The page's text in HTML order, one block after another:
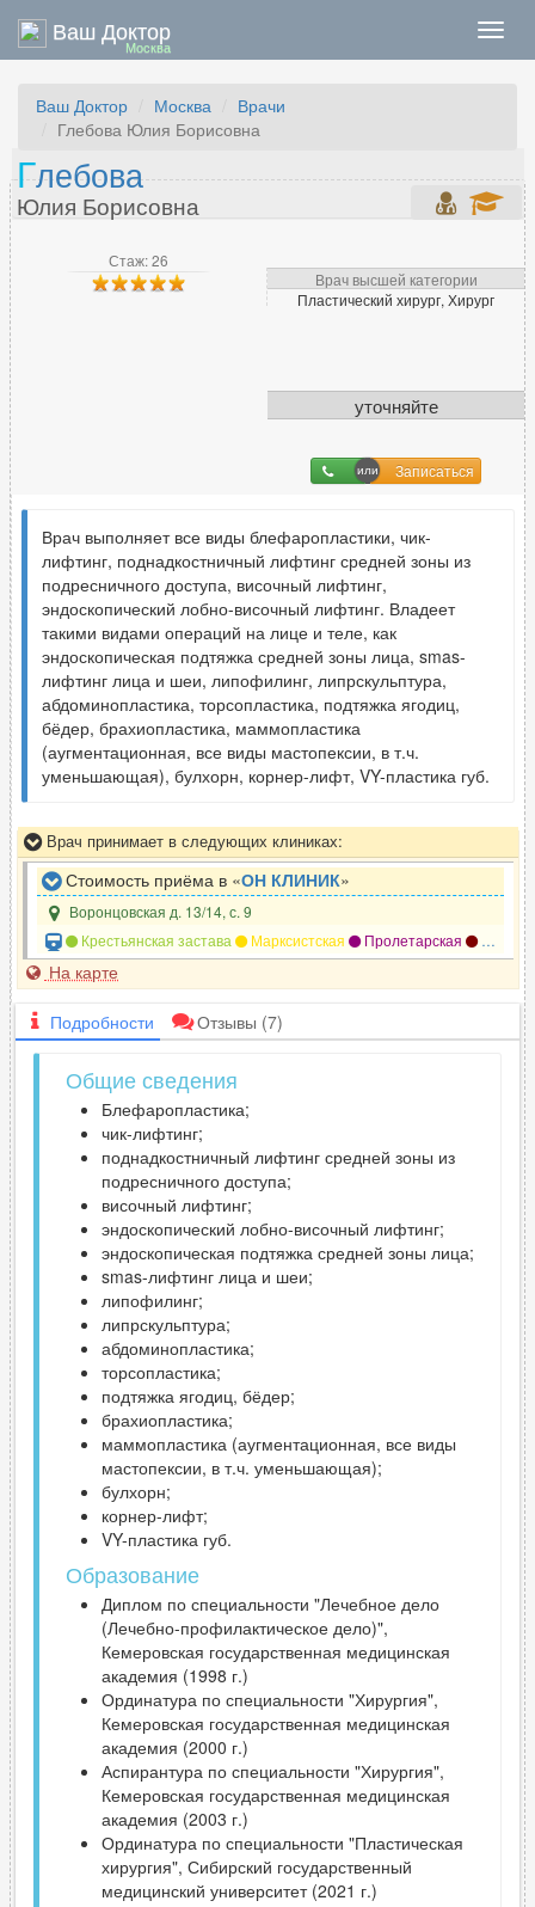
Ваш Доктор
Москва
Ваш Доктор Москва
Врачи
Глебова Юлия Борисовна
Стаж: 26
Врач высшей категории
Пластический хирург, Хирург
уточняйте
Записаться
Глебова
Юлия Борисовна
Врач выполняет все виды блефаропластики, чик-
лифтинг, поднадкостничный лифтинг средней зоны из
подресничного доступа, височный лифтинг,
эндоскопический лобно-височный лифтинг. Владеет
такими видами операций на лице и теле, как
эндоскопическая подтяжка средней зоны лица, smas-
лифтинг лица и шеи, липофилинг, липрскульптура,
абдоминопластика, торсопластика, подтяжка ягодиц,
бёдер, брахиопластика, маммопластика
(аугментационная, все виды мастопексии, в т.ч.
уменьшающая), булхорн, корнер-лифт, VY-пластика губ.
Врач принимает в следующих клиниках:
Стоимость приёма в «ОН КЛИНИК»
Воронцовская д. 13/14, с. 9
Крестьянская застава
Марксистская Пролетарская Таганская
На карте
Подробности Отзывы (7)
Общие сведения
Блефаропластика;
чик-лифтинг;
поднадкостничный лифтинг средней зоны из
подресничного доступа;
височный лифтинг;
эндоскопический лобно-височный лифтинг;
эндоскопическая подтяжка средней зоны лица;
smas-лифтинг лица и шеи;
липофилинг;
липрскульптура;
абдоминопластика;
торсопластика;
подтяжка ягодиц, бёдер;
брахиопластика;
маммопластика (аугментационная, все виды
мастопексии, в т.ч. уменьшающая);
булхорн;
корнер-лифт;
VY-пластика губ.
Образование
Диплом по специальности "Лечебное дело
(Лечебно-профилактическое дело)",
Кемеровская государственная медицинская
академия (1998 г.)
Ординатура по специальности "Хирургия",
Кемеровская государственная медицинская
академия (2000 г.)
Аспирантура по специальности "Хирургия",
Кемеровская государственная медицинская
академия (2003 г.)
Ординатура по специальности "Пластическая
хирургия", Сибирский государственный
медицинский университет (2021 г.)